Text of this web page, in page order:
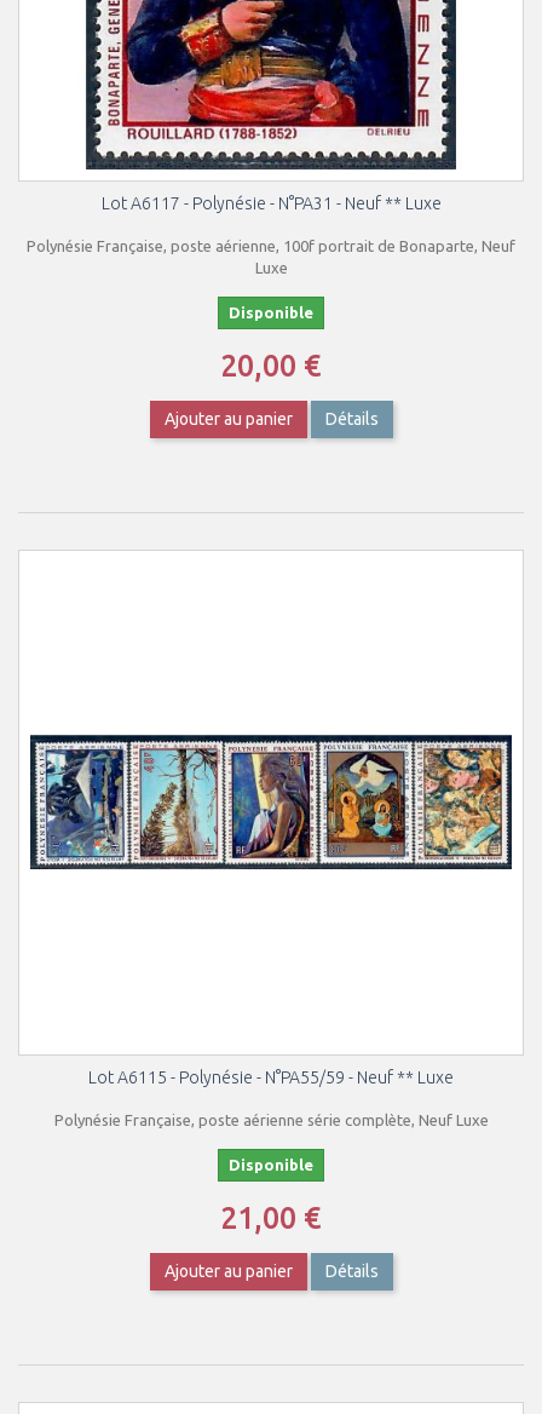
Lot A6117 - Polynésie - N°PA31 - Neuf ** Luxe
Polynésie Française, poste aérienne, 100f portrait de Bonaparte, Neuf
Luxe
Disponible
20,00 €
Ajouter au panier Détails
Lot A6115 - Polynésie - N°PA55/59 - Neuf ** Luxe
Polynésie Française, poste aérienne série complète, Neuf Luxe
Disponible
21,00 €
Ajouter au panier Détails